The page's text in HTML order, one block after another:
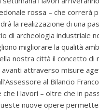
rossa – che correrà
la realizzazione di una
di archeologia industriale
migliorare la qualità
nostra città il concetto
attraverso misure
al Bilancio
i lavori – oltre che in
nuove opere